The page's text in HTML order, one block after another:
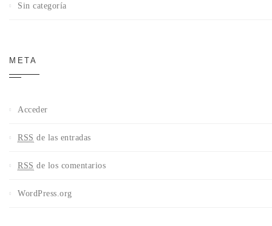
Sin categoría
META
Acceder
RSS de las entradas
RSS de los comentarios
WordPress.org